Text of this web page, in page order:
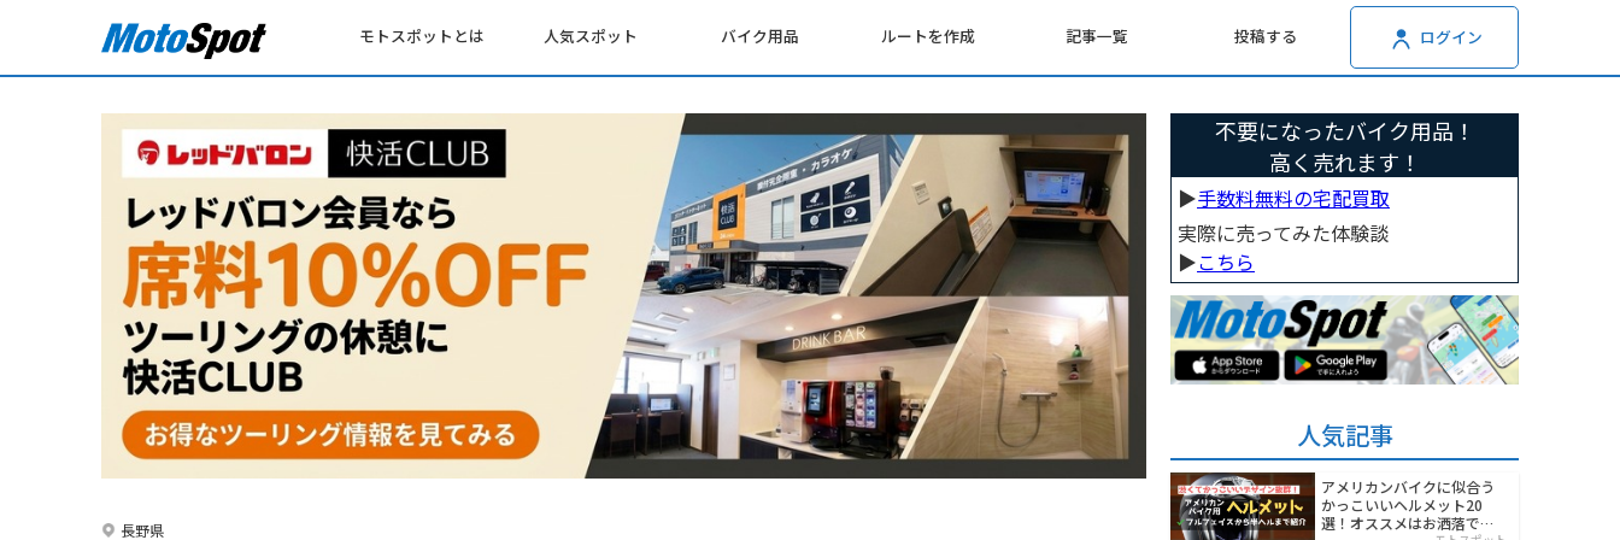
モトスポットとは 人気スポット バイク用品 ルートを作成 記事一覧 投稿する ログイン
長野県
不要になったバイク用品！
高く売れます！
▶︎手数料無料の宅配買取
実際に売ってみた体験談
▶︎こちら
人気記事
アメリカンバイクに似合う
かっこいいヘルメット20
選！オススメはお洒落でワ